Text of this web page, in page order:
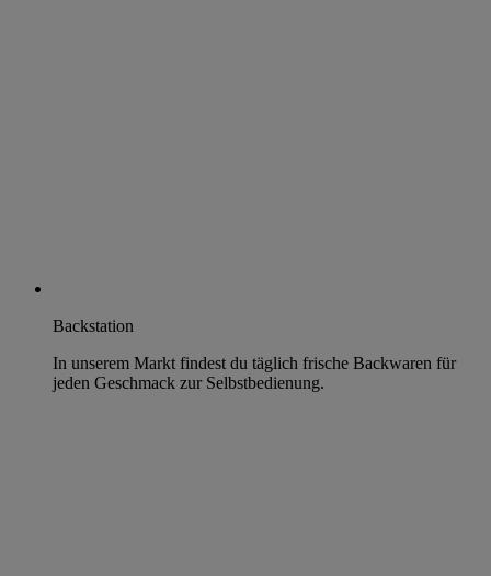
Backstation
In unserem Markt findest du täglich frische Backwaren für
jeden Geschmack zur Selbstbedienung.